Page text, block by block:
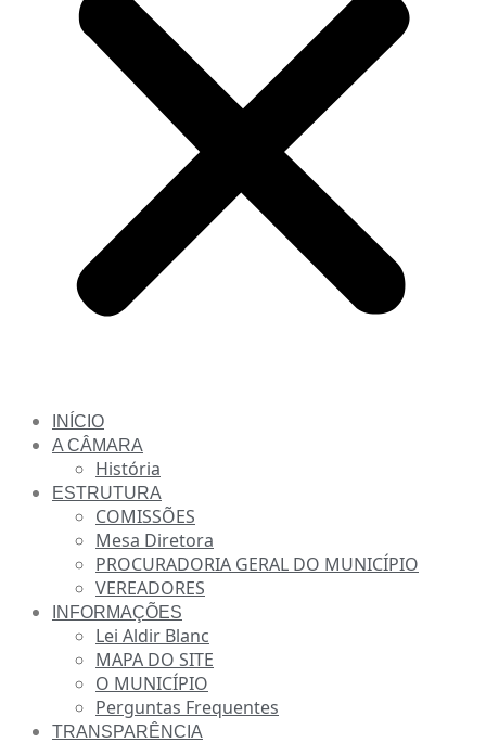
INÍCIO
A CÂMARA
História
ESTRUTURA
COMISSÕES
Mesa Diretora
PROCURADORIA GERAL DO MUNICÍPIO
VEREADORES
INFORMAÇÕES
Lei Aldir Blanc
MAPA DO SITE
O MUNICÍPIO
Perguntas Frequentes
TRANSPARÊNCIA